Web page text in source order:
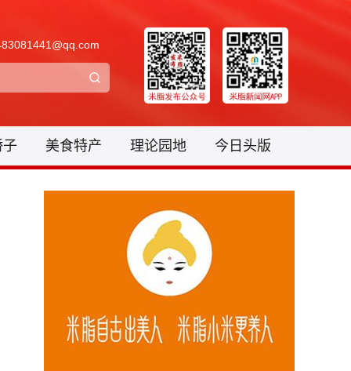
子 美食特产 理论园地 今日头版